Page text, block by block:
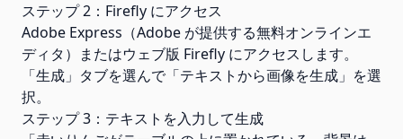
ステップ 2：Firefly にアクセス
Adobe Express（Adobe が提供する無料オンラインエ
ディタ）またはウェブ版 Firefly にアクセスします。
「生成」タブを選んで「テキストから画像を生成」を選
択。
ステップ 3：テキストを入力して生成